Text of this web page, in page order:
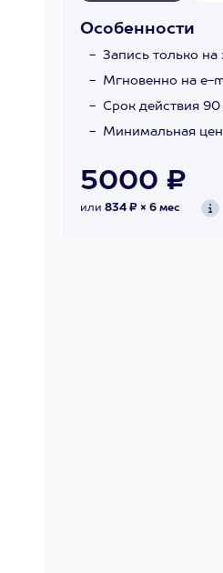
Особенности
Запись только на
Мгновенно на e-
Срок действия 90
Минимальная
5000 ₽
или 834 ₽ × 6 мес